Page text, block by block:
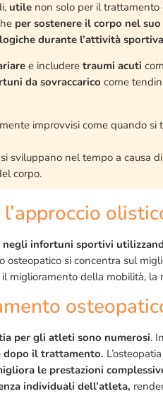
utile non solo per il trattamento
per sostenere il corpo nel suo
durante l’attività
e includere traumi acuti
da sovraccarico come
improvvisi come quando si
si sviluppano nel tempo a causa
corpo.
negli infortuni sportivi
osteopatico si concentra sul
miglioramento della mobilità, la
per gli atleti sono numerosi.
dopo il trattamento.
le prestazioni
individuali dell’atleta,